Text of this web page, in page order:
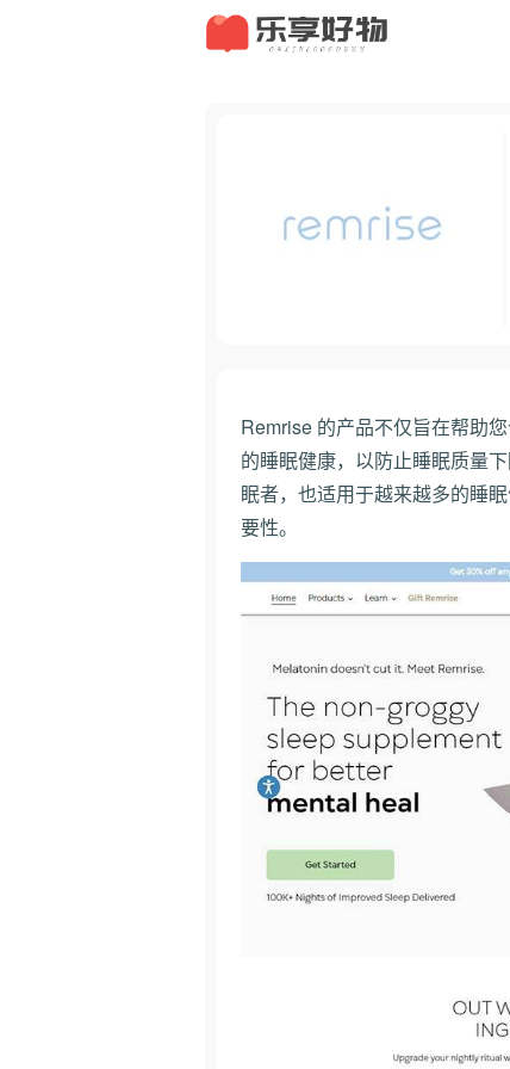
Remrise 的产品不仅旨在帮助
的睡眠健康，以防止睡眠质量下
眠者，也适用于越来越多的睡
要性。